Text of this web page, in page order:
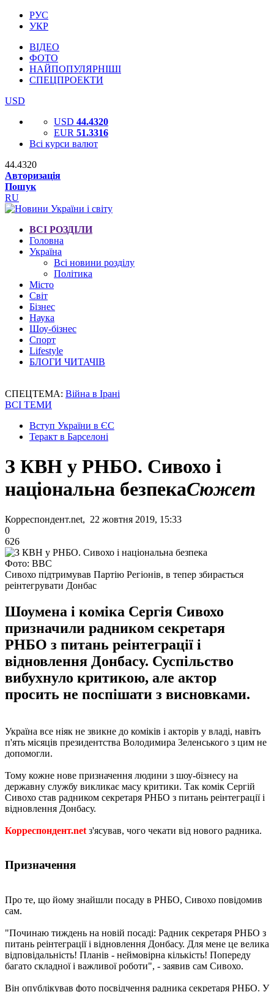
РУС
УКР
ВІДЕО
ФОТО
НАЙПОПУЛЯРНІШІ
СПЕЦПРОЕКТИ
USD
USD 44.4320
EUR 51.3316
Всі курси валют
44.4320
Авторизація
Пошук
RU
ВСІ РОЗДІЛИ
Головна
Україна
Всі новини розділу
Політика
Місто
Світ
Бізнес
Наука
Шоу-бізнес
Спорт
Lifestyle
БЛОГИ ЧИТАЧІВ
СПЕЦТЕМА: Війна в Ірані
ВСІ ТЕМИ
Вступ України в ЄС
Теракт в Барселоні
З КВН у РНБО. Сивохо і
національна безпекаСюжет
Корреспондент.net, 22 жовтня 2019, 15:33
0
626
Фото: BBC
Сивохо підтримував Партію Регіонів, в тепер збирається
реінтегрувати Донбас
Шоумена і коміка Сергія Сивохо
призначили радником секретаря
РНБО з питань реінтеграції і
відновлення Донбасу. Суспільство
вибухнуло критикою, але актор
просить не поспішати з висновками.
Україна все ніяк не звикне до коміків і акторів у владі, навіть
п'ять місяців президентства Володимира Зеленського з цим не
допомогли.
Тому кожне нове призначення людини з шоу-бізнесу на
державну службу викликає масу критики. Так комік Сергій
Сивохо став радником секретаря РНБО з питань реінтеграції і
відновлення Донбасу.
Корреспондент.net з'ясував, чого чекати від нового радника.
Призначення
Про те, що йому знайшли посаду в РНБО, Сивохо повідомив
сам.
"Починаю тиждень на новій посаді: Радник секретаря РНБО з
питань реінтеграції і відновлення Донбасу. Для мене це велика
відповідальність! Планів - неймовірна кількість! Попереду
багато складної і важливої ​​роботи", - заявив сам Сивохо.
Він опублікував фото посвідчення радника секретаря РНБО. У